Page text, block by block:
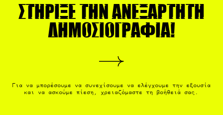
Στήριξε την ανεξάρτητη
δημοσιογραφία!
Για να μπορέσουμε να συνεχίσουμε να ελέγχουμε την εξουσία
και να ασκούμε πίεση, χρειαζόμαστε τη βοήθειά σας.